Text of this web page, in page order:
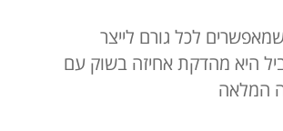
לכל גורם לייצר
היא מהדקת אחיזה בשוק עם